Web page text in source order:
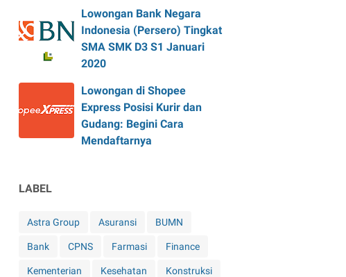
Lowongan Bank Negara
Indonesia (Persero) Tingkat
SMA SMK D3 S1 Januari
2020
Lowongan di Shopee
Express Posisi Kurir dan
Gudang: Begini Cara
Mendaftarnya
LABEL
Astra Group Asuransi BUMN
Bank CPNS Farmasi Finance
Kementerian Kesehatan Konstruksi